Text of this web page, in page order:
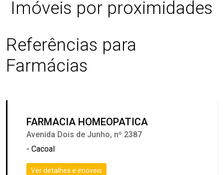
Imóveis por proximidades
Referências para
Farmácias
FARMACIA HOMEOPATICA
Avenida Dois de Junho, nº 2387
- Cacoal
Ver detalhes e imóveis